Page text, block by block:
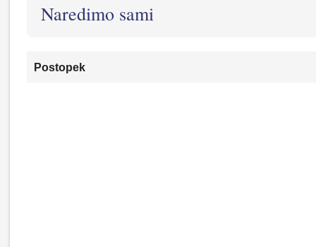
Naredimo sami
Postopek